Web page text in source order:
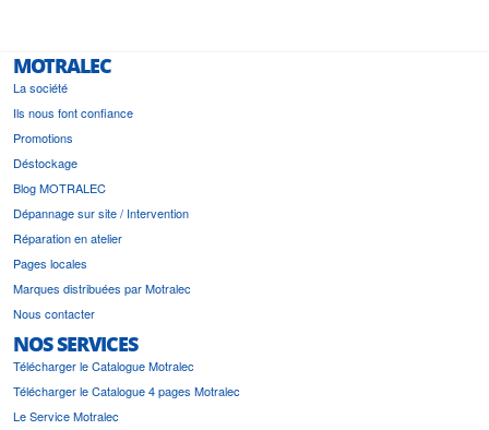
MOTRALEC
La société
Ils nous font confiance
Promotions
Déstockage
Blog MOTRALEC
Dépannage sur site / Intervention
Réparation en atelier
Pages locales
Marques distribuées par Motralec
Nous contacter
NOS SERVICES
Télécharger le Catalogue Motralec
Télécharger le Catalogue 4 pages Motralec
Le Service Motralec